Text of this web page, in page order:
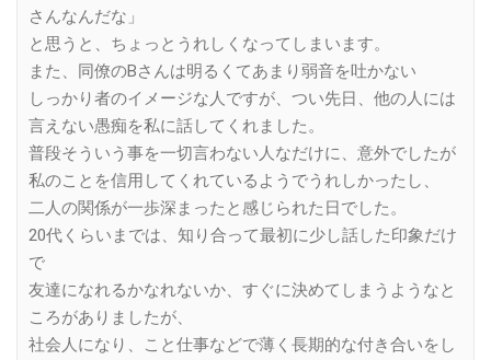
さんなんだな」
と思うと、ちょっとうれしくなってしまいます。
また、同僚のBさんは明るくてあまり弱音を吐かない
しっかり者のイメージな人ですが、つい先日、他の人には
言えない愚痴を私に話してくれました。
普段そういう事を一切言わない人なだけに、意外でしたが
私のことを信用してくれているようでうれしかったし、
二人の関係が一歩深まったと感じられた日でした。
20代くらいまでは、知り合って最初に少し話した印象だけ
で
友達になれるかなれないか、すぐに決めてしまうようなと
ころがありましたが、
社会人になり、こと仕事などで薄く長期的な付き合いをし